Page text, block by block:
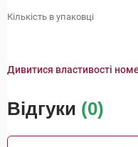
Кількість в упаковці
Дивитися властивості
Відгуки (0)